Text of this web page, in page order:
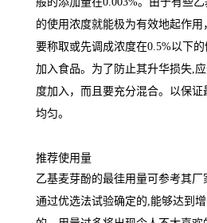
的使用浓度就能极为有效地起作用
要称取或先调成浓度在0.5%以下
加入食品。为了防止其升华损失,
度加入，而且要充分混合。以保
均匀。
推荐使用量
乙基麦芽酚的最徍用量可参考其
通过优选法试验确定的,能够达到